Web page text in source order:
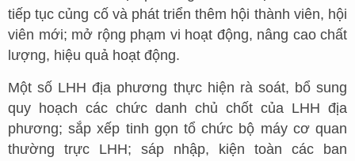
tiếp tục củng cố và phát triển thêm hội thành viên, hội
viên mới; mở rộng phạm vi hoạt động, nâng cao chất
lượng, hiệu quả hoạt động.
Một số LHH địa phương thực hiện rà soát, bổ sung
quy hoạch các chức danh chủ chốt của LHH địa
phương; sắp xếp tinh gọn tổ chức bộ máy cơ quan
thường trực LHH; sáp nhập, kiện toàn các ban